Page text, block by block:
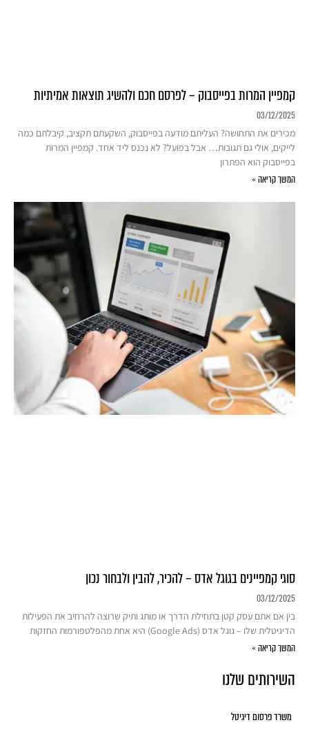
קמפיין המרות בפייסבוק – לפרסם חכם ולהשיג תוצאות אמיתיות
03/12/2025
מכירים את התחושה? העליתם מודעה בפייסבוק, השקעתם תקציב, קיבלתם כמה
לייקים, אולי גם תגובות… אבל בפועל? לא נכנס ליד אחד. קמפיין המרות
בפייסבוק הוא הפתרון
המשך קריאה »
סוגי קמפיינים בגוגל אדס – להכיר, להבין ולבחור נכון
03/12/2025
בין אם אתם עסק קטן בתחילת הדרך או מותג ותיק שרוצה להרחיב את הפעילות
הדיגיטלית שלו – גוגל אדס (Google Ads) היא אחת מהפלטפורמות החזקות
המשך קריאה »
השירותים שלנו
משרד פרסום דיגיטל